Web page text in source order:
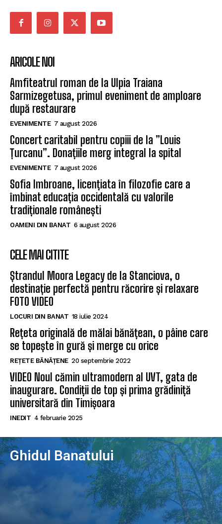
ARICOLE NOI
Amfiteatrul roman de la Ulpia Traiana
Sarmizegetusa, primul eveniment de amploare
după restaurare
EVENIMENTE 7 august 2026
Concert caritabil pentru copiii de la ”Louis
Țurcanu”. Donațiile merg integral la spital
EVENIMENTE 7 august 2026
Sofia Imbroane, licențiata în filozofie care a
îmbinat educația occidentală cu valorile
tradiționale românești
OAMENI DIN BANAT 6 august 2026
CELE MAI CITITE
Ștrandul Moora Legacy de la Stanciova, o
destinație perfectă pentru răcorire și relaxare
FOTO VIDEO
LOCURI DIN BANAT 18 iulie 2024
Rețeta originală de mălai bănățean, o pâine care
se topește în gură și merge cu orice
REȚETE BĂNĂȚENE 20 septembrie 2022
VIDEO Noul cămin ultramodern al UVT, gata de
inaugurare. Condiții de top și prima grădiniță
universitară din Timișoara
INEDIT 4 februarie 2025
Ghidul Banatului